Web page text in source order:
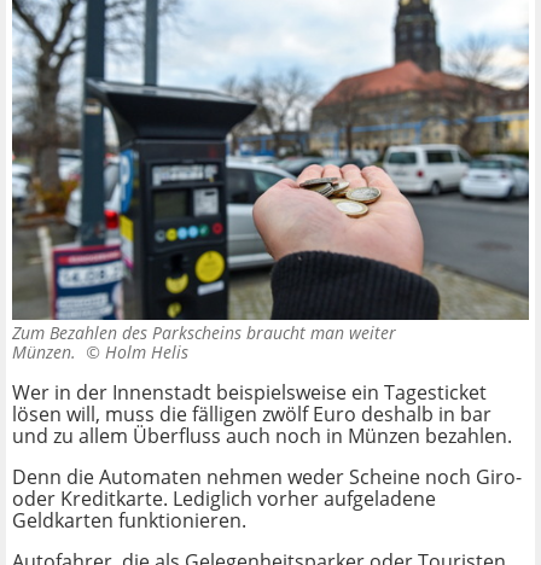
Zum Bezahlen des Parkscheins braucht man weiter
Münzen. © Holm Helis
Wer in der Innenstadt beispielsweise ein Tagesticket
lösen will, muss die fälligen zwölf Euro deshalb in bar
und zu allem Überfluss auch noch in Münzen bezahlen.
Denn die Automaten nehmen weder Scheine noch Giro-
oder Kreditkarte. Lediglich vorher aufgeladene
Geldkarten funktionieren.